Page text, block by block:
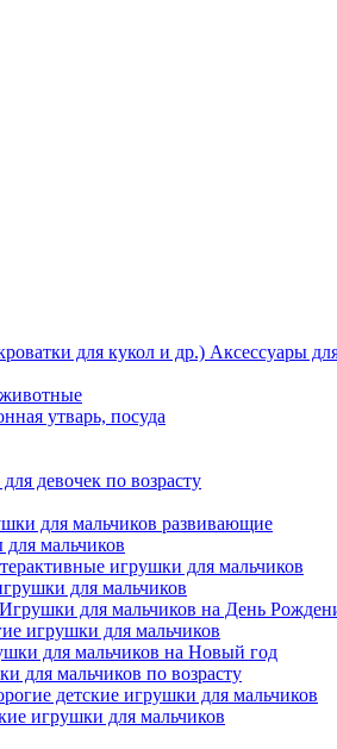
Аксессуары
утварь, посуда
девочек по возрасту
для мальчиков развивающие
мальчиков
игрушки для мальчиков
для мальчиков
Игрушки для мальчиков на День
игрушки для мальчиков
для мальчиков на Новый год
для мальчиков по возрасту
детские игрушки для мальчиков
игрушки для мальчиков